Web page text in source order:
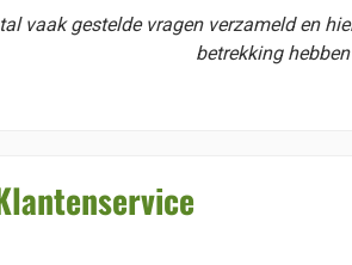
vaak gestelde vragen verzameld en
betrekking